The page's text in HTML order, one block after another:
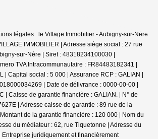
légales : le Village Immobilier - Aubigny-sur-Nère
IMMOBILIER | Adresse siège social : 27 rue
sur-Nère | Siret : 48318234100030 |
TVA Intracommunautaire : FR84483182341 |
| Capital social : 5 000 | Assurance RCP : GALIAN |
| Date de délivrance : 0000-00-00 |
| Caisse de garantie financière : GALIAN. | N° de
| Adresse caisse de garantie : 89 rue de la
de la garantie financière : 120 000 | Nom du
du médiateur : 62, rue Tiquetonne | Adresse du
Entreprise juridiquement et financièrement